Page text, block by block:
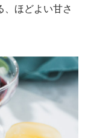
、ほどよい甘さ